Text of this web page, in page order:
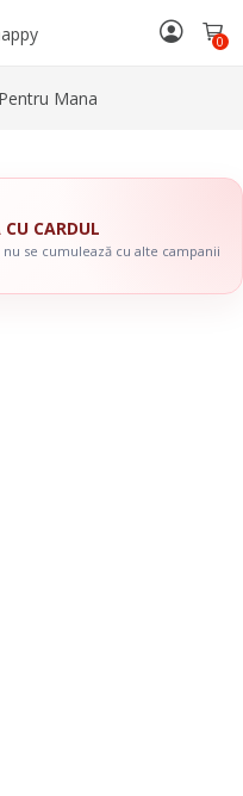
0
Mana
CARDUL
nu se cumulează cu alte campanii